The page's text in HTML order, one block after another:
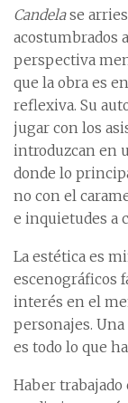
Candelase
acostumbrados
perspectiva
que la obra es
reflexiva. Su
jugar con los
introduzcan en
donde lo
no con el
e inquietudes a
La estética es
escenográficos
interés en el
personajes.
es todo lo que
Haber